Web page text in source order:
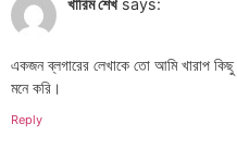
একজন ব্লগারের লেখাকে তো আমি খারাপ
মনে করি।
Reply